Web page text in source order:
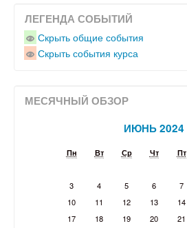
ЛЕГЕНДА СОБЫТИЙ
Скрыть общие события
Скрыть события курса
МЕСЯЧНЫЙ ОБЗОР
ИЮНЬ 2024
Пн Вт Ср Чт Пт
3
4 5 6 7
10
11 12 13 14
17
18 19 20 21